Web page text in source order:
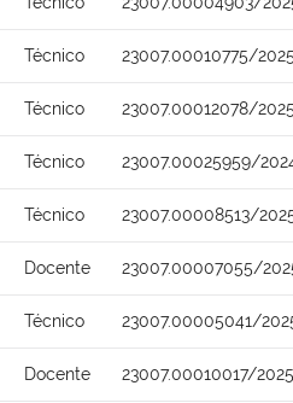
Técnico 23007.00010775/
Técnico 23007.00012078/
Técnico 23007.00025959/
Técnico 23007.00008513/
Docente 23007.00007055/
Técnico 23007.00005041/
Docente 23007.00010017/